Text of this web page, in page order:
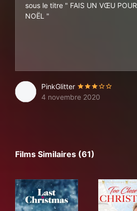
sous le titre " FAIS UN VŒU POUR
NOËL "
PinkGlitter
4 novembre 2020
Films Similaires (61)